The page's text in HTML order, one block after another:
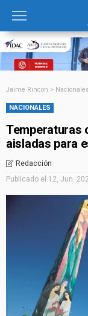
Jaime Rincon >
NACIONALES
Temperaturas
aisladas para
Redacción
Publicado el 12, Jun.